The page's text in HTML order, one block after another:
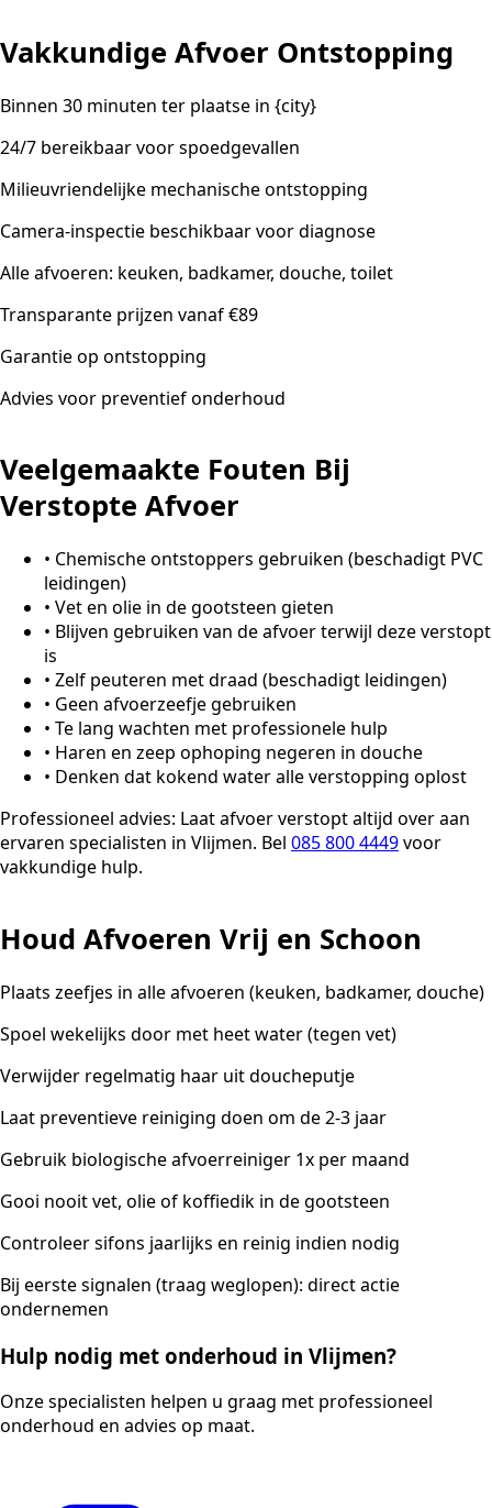
Vakkundige Afvoer Ontstopping
Binnen 30 minuten ter plaatse in {city}
24/7 bereikbaar voor spoedgevallen
Milieuvriendelijke mechanische ontstopping
Camera-inspectie beschikbaar voor diagnose
Alle afvoeren: keuken, badkamer, douche, toilet
Transparante prijzen vanaf €89
Garantie op ontstopping
Advies voor preventief onderhoud
Veelgemaakte Fouten Bij
Verstopte Afvoer
• Chemische ontstoppers gebruiken (beschadigt PVC
leidingen)
• Vet en olie in de gootsteen gieten
• Blijven gebruiken van de afvoer terwijl deze verstopt
is
• Zelf peuteren met draad (beschadigt leidingen)
• Geen afvoerzeefje gebruiken
• Te lang wachten met professionele hulp
• Haren en zeep ophoping negeren in douche
• Denken dat kokend water alle verstopping oplost
Professioneel advies: Laat afvoer verstopt altijd over aan
ervaren specialisten in Vlijmen. Bel 085 800 4449voor
vakkundige hulp.
Houd Afvoeren Vrij en Schoon
Plaats zeefjes in alle afvoeren (keuken, badkamer, douche)
Spoel wekelijks door met heet water (tegen vet)
Verwijder regelmatig haar uit doucheputje
Laat preventieve reiniging doen om de 2-3 jaar
Gebruik biologische afvoerreiniger 1x per maand
Gooi nooit vet, olie of koffiedik in de gootsteen
Controleer sifons jaarlijks en reinig indien nodig
Bij eerste signalen (traag weglopen): direct actie
ondernemen
Hulp nodig met onderhoud in Vlijmen?
Onze specialisten helpen u graag met professioneel
onderhoud en advies op maat.